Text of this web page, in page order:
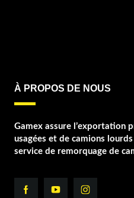
À PROPOS DE NOUS
Gamex assure l’exportation
usagées et de camions
service de remorquage de